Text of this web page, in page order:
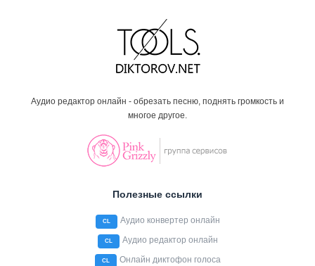
Аудио редактор онлайн - обрезать песню, поднять громкость и
многое другое.
Полезные ссылки
CL Аудио конвертер онлайн
CL Аудио редактор онлайн
CL Онлайн диктофон голоса